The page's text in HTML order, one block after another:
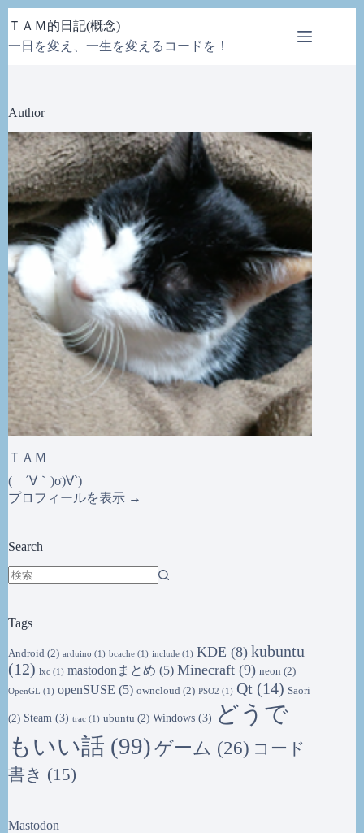
ン
テ
ス
キ
ッ
プ
ＴＡＭ的日記(概念)
一日を変え、一生を変えるコードを！
Author
ＴＡＭ
( ´∀｀)σ)∀`)
プロフィールを表示 →
Search
な
Tags
Android (2) arduino (1) bcache (1) include (1) KDE (8) kubuntu
(12) lxc (1) mastodonまとめ (5) Minecraft (9) neon (2)
OpenGL (1) openSUSE (5) owncloud (2) PSO2 (1) Qt (14) Saori
(2) Steam (3) trac (1) ubuntu (2) Windows (3) どうで
もいい話 (99)ゲーム (26) コード
書き (15)
Mastodon